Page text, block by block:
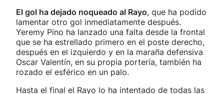
El gol ha dejado noqueado al Rayo, que ha podido
lamentar otro gol inmediatamente después.
Yeremy Pino ha lanzado una falta desde la frontal
que se ha estrellado primero en el poste derecho,
después en el izquierdo y en la maraña defensiva
Oscar Valentín, en su propia portería, también ha
rozado el esférico en un palo.
Hasta el final el Rayo lo ha intentado de todas las